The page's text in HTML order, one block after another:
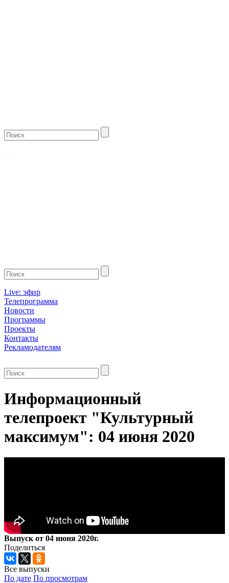
Live: эфир
Телепрограмма
Новости
Программы
Проекты
Контакты
Рекламодателям
Информационный
телепроект "Культурный
максимум": 04 июня 2020
Выпуск от 04 июня 2020г.
Поделиться
Все выпуски
По дате По просмотрам